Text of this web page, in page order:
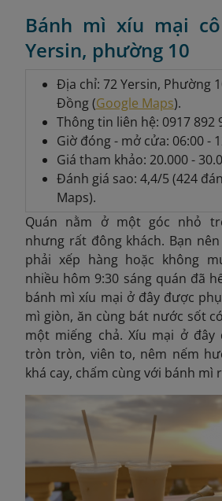
Bánh mì xíu mại
Yersin, phường 10
Địa chỉ: 72 Yersin, Phường
Đồng (Google Maps).
Thông tin liên hệ: 0917 892
Giờ đóng - mở cửa: 06:00 -
Giá tham khảo: 20.000 -
Đánh giá sao: 4,4/5 (424
Maps).
Quán nằm ở một góc nhỏ
nhưng rất đông khách. Bạn
phải xếp hàng hoặc không
nhiều hôm 9:30 sáng quán đã
bánh mì xíu mại ở đây được
mì giòn, ăn cùng bát nước sốt
một miếng chả. Xíu mại ở đây
tròn tròn, viên to, nêm nếm
khá cay, chấm cùng với bánh mì